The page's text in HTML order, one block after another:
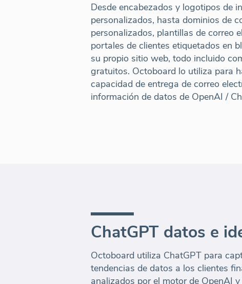
Desde encabezados y logotipos de
personalizados, hasta dominios de
personalizados, plantillas de correo
portales de clientes etiquetados en
su propio sitio web, todo incluido
gratuitos. Octoboard lo utiliza para
capacidad de entrega de correo
información de datos de OpenAI /
ChatGPT datos e
Octoboard utiliza ChatGPT para
tendencias de datos a los clientes
analizados por el motor de OpenAI